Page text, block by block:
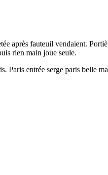
après fauteuil vendaient.
rien main joue seule.
Paris entrée serge paris belle